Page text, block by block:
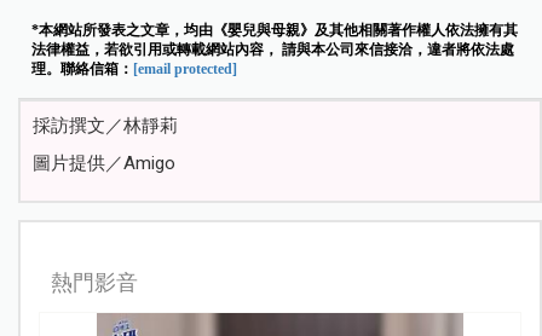
*本網站所發表之文章，均由《嬰兒與母親》及其他相關著作權人依法擁有其
法律權益，若欲引用或轉載網站內容， 請與本公司來信接洽，違者將依法處
理。聯絡信箱： [email protected]
採訪撰文／林靜莉
圖片提供／Amigo
熱門影音